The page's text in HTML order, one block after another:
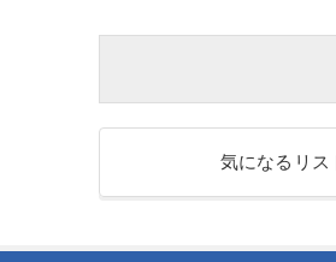
気になるリス